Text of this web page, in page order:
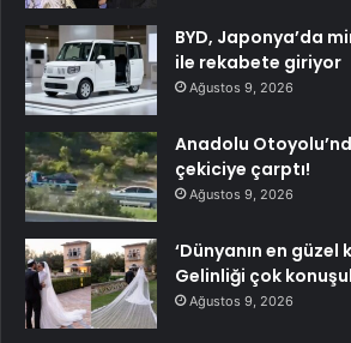
BYD, Japonya’da
ile rekabete giriyor
Ağustos 9, 2026
Anadolu
çekiciye çarptı!
Ağustos 9, 2026
‘Dünyanın en güzel
Gelinliği çok
Ağustos 9, 2026